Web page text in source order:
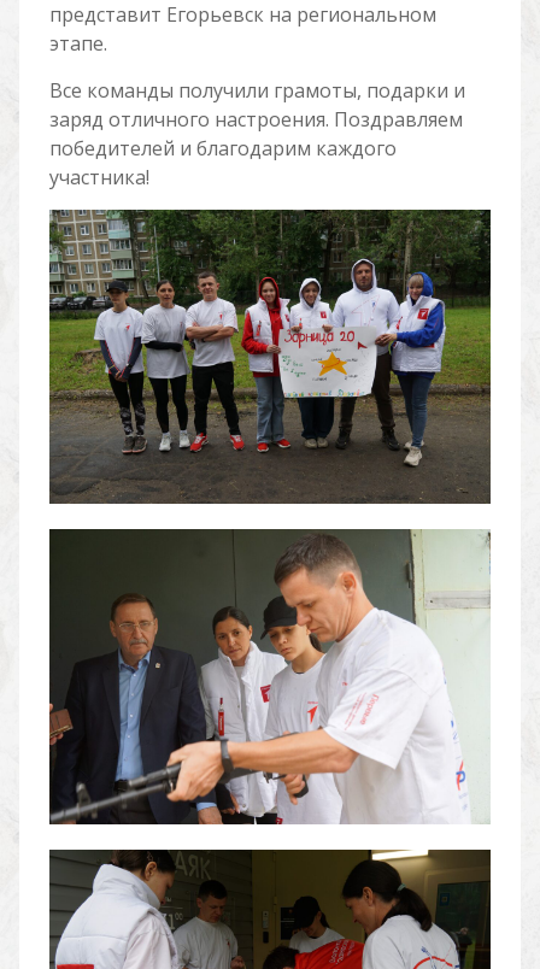
представит Егорьевск на региональном
этапе.
Все команды получили грамоты, подарки и
заряд отличного настроения. Поздравляем
победителей и благодарим каждого
участника!